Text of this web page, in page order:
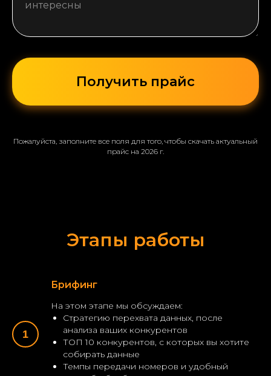
Получить прайс
Пожалуйста, заполните все поля для того, чтобы скачать актуальный
прайс на 2026 г.
Этапы работы
Брифинг
На этом этапе мы обсуждаем:
Стратегию перехвата данных, после
анализа ваших конкурентов
ТОП 10 конкурентов, с которых вы хотите
собирать данные
Темпы передачи номеров и удобный